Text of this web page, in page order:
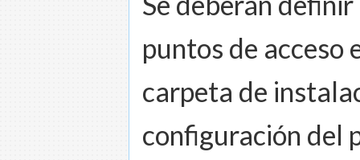
puntos de acceso
carpeta de
configuración del